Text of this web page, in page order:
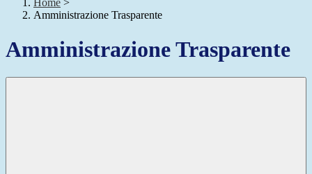
Home >
Amministrazione Trasparente
Amministrazione Trasparente